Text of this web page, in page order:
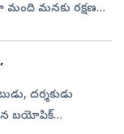
మంది మనకు రక్షణగా
దర్శకుడు
బయోపిక్